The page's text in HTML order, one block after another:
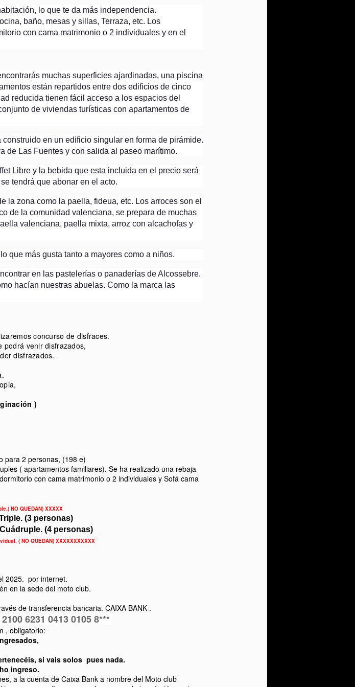
lo que te da más independencia.
baño, mesas y sillas, Terraza, etc. Los
con cama matrimonio o 2 individuales y en el
muchas superficies ajardinadas, una piscina
están repartidos entre dos edificios de cinco
reducida tienen fácil acceso a los espacios del
de viviendas turísticas con apartamentos de
en un edificio singular en forma de pirámide.
de Las Fuentes y con salida al paseo marítimo.
Libre y la bebida que esta incluida en el precio será
tendrá que abonar en el acto.
la zona como la paella, fideua, etc. Los arroces son el
de la comunidad valenciana, se prepara de muchas
valenciana, paella mixta, arroz con alcachofas y
que más gusta tanto a mayores como a niños.
en las pastelerías o panaderías de Alcossebre.
hacían nuestras abuelas. Como la marca las
concurso de disfraces.
podrá venir disfrazados,
disfrazados.
)
para 2 personas, (198 e)
( apartamentos familiares). Se ha realizado una rebaja
con cama matrimonio o 2 individuales y Sofá cama
NO QUEDAN) XXXXX
(3 personas)
(4 personas)
( NO QUEDAN) XXXXXXXXXXX
2025. por internet.
en la sede del moto club.
de transferencia bancaria. CAIXA BANK .
6231 0413 0105 8***
, obligatorio:
si vais solos pues nada.
ingreso.
a la cuenta de Caixa Bank a nombre del Moto club
qué religión tengas o de
y al final del él, seguro
mas maravilloso que cuantos
FIESTA TEMATICAS, AQUI
DE NUESTRO VIAJE AL GGPP
MOTOCLUB GRIPAOS
CASTELLON
posteriormente suspendida por la
coleteando, y volvemos a la
las medidas que nos